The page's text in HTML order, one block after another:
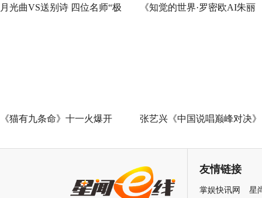
月光曲VS送别诗 四位名师“极 《知觉的世界·罗密欧AI朱丽
《猫有九条命》十一火爆开 张艺兴《中国说唱巅峰对决》
冲上巅峰炸裂舞台友情链接
掌娱快讯网
星